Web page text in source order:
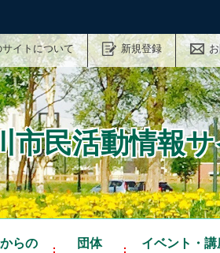
サイトについて 新規登録
市民活動情報
らの
団体
イベント・講